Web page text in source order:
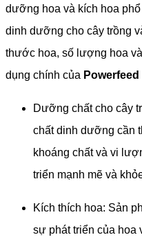
dưỡng hoa và kích hoa
dinh dưỡng cho cây trồng
thước hoa, số lượng hoa
dụng chính của Powerfeed
Dưỡng chất cho cây
chất dinh dưỡng cần
khoáng chất và vi
triển mạnh mẽ và
Kích thích hoa: Sản
sự phát triển của hoa